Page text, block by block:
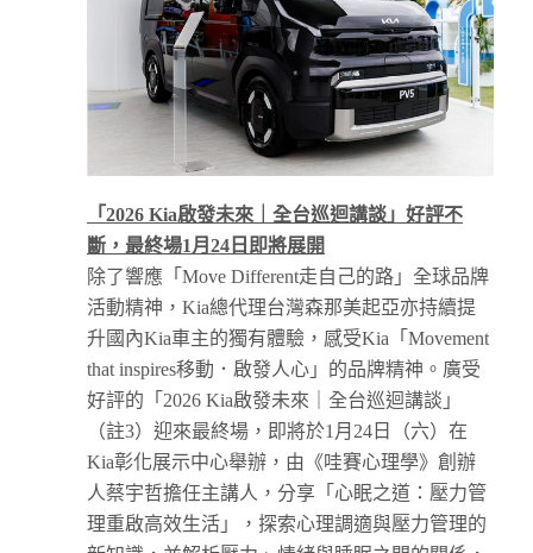
「2026 Kia啟發未來｜全台巡迴講談」好評不
斷，最終場1 月24 日即將展開
除了響應「Move Different走自己的路」全球品牌
活動精神，Kia總代理台灣森那美起亞亦持續提
升國內Kia車主的獨有體驗，感受Kia「Movement
that inspires移動．啟發人心」的品牌精神。廣受
好評的「2026 Kia啟發未來｜全台巡迴講談」
（註3）迎來最終場，即將於1月24日（六）在
Kia彰化展示中心舉辦，由《哇賽心理學》創辦
人蔡宇哲擔任主講人，分享「心眠之道：壓力管
理重啟高效生活」，探索心理調適與壓力管理的